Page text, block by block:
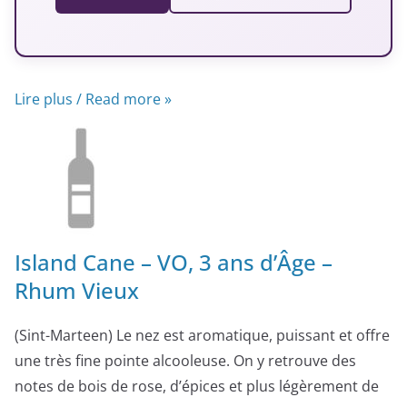
Lire plus / Read more »
Island Cane – VO, 3 ans d’Âge –
Rhum Vieux
(Sint-Marteen) Le nez est aromatique, puissant et offre
une très fine pointe alcooleuse. On y retrouve des
notes de bois de rose, d’épices et plus légèrement de